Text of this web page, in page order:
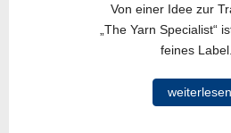
Von einer Idee zur
„The Yarn Specialist“
feines
weiterlesen